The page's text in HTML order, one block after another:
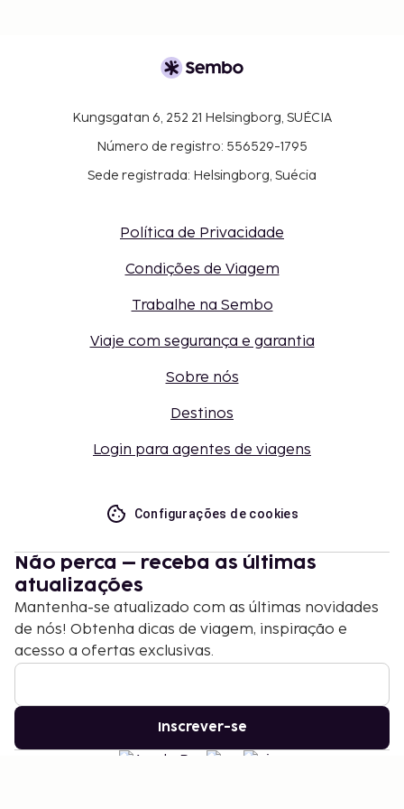
Kungsgatan 6, 252 21 Helsingborg, SUÉCIA
Número de registro: 556529-1795
Sede registrada: Helsingborg, Suécia
Política de Privacidade
Condições de Viagem
Trabalhe na Sembo
Viaje com segurança e garantia
Sobre nós
Destinos
Login para agentes de viagens
Configurações de cookies
Não perca – receba as últimas
atualizações
Mantenha-se atualizado com as últimas novidades
de nós! Obtenha dicas de viagem, inspiração e
acesso a ofertas exclusivas.
Inscrever-se